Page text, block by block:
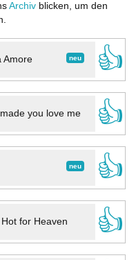
Archiv blicken, um den
neu
Amore
👍
you love me
👍
neu
👍
Hot for Heaven
👍